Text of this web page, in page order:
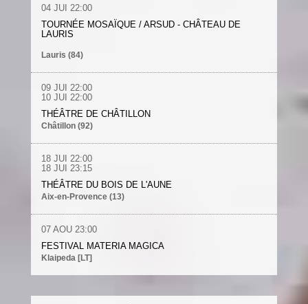
04 JUI 22:00
TOURNÉE MOSAÏQUE / ARSUD - CHÂTEAU DE
LAURIS
Lauris (84)
09 JUI 22:00
10 JUI 22:00
THÉÂTRE DE CHÂTILLON
Châtillon (92)
18 JUI 22:00
18 JUI 23:15
THÉÂTRE DU BOIS DE L'AUNE
Aix-en-Provence (13)
07 AOU 23:00
FESTIVAL MATERIA MAGICA
Klaipeda [LT]